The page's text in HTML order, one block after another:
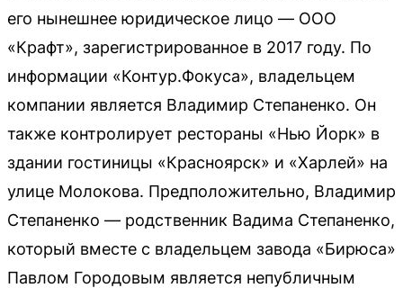
его нынешнее юридическое лицо — ООО
«Крафт», зарегистрированное в 2017 году. По
информации «Контур.Фокуса», владельцем
компании является Владимир Степаненко. Он
также контролирует рестораны «Нью Йорк» в
здании гостиницы «Красноярск» и «Харлей» на
улице Молокова. Предположительно, Владимир
Степаненко — родственник Вадима Степаненко,
который вместе с владельцем завода «Бирюса»
Павлом Городовым является непубличным